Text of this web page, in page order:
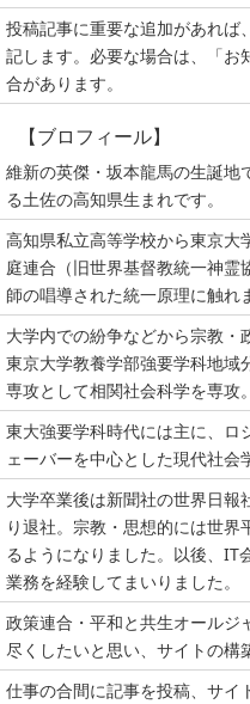
投稿記事に重要な追加があれば
記します。必要な場合は、「お
合があります。
【ブロフィール】
維新の英傑・坂本龍馬の生誕地
る土佐の高知県生まれです。
高知県私立高等学校から東京
庭連合（旧世界基督教統一神霊
師の唱導された統一原理に触れ
大学内での紛争などから宗教・
東京大学教養学部強要学科地域
専攻として相関社会科学を専攻
東大強要学科時代には主に、ロ
ェーバーを中心とした現代社会
大学卒業後は新聞社の世界日報
り退社。宗教・思想的には世
るようになりました。以後、IT
業務を経験してまいりました。
政策連合・平和と共生オールジ
尽くしたいと思い、サイトの構
仕事の合間に記事を投稿、サイ